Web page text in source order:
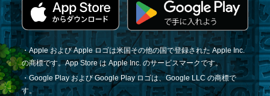
・Apple および Apple ロゴは米国その他の国で登録された Apple Inc.
の商標です。App Store は Apple Inc. のサービスマークです。
・Google Play および Google Play ロゴは、Google LLC の商標で
す。